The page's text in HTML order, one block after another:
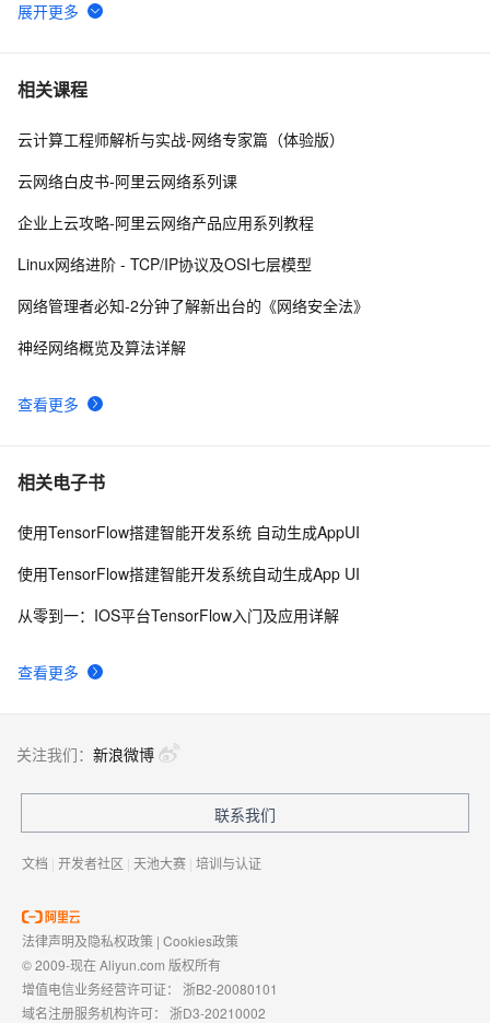
6 图神经网络17-DGL实战：构建图神经网络（GNN）模块
7 【Python机器学习】卷积神经网络Vgg19模型预测动物类
8 【Pytorch(五)】基于 PyTorch 构建卷积神经网络 CNN
10 深入理解卷积神经网络（CNN）在图像识别中的应用
相关课程
查看更多
云计算工程师解析与实战-网络专家篇（体验版）
云网络白皮书-阿里云网络系列课
企业上云攻略-阿里云网络产品应用系列教程
Linux网络进阶 - TCP/IP协议及OSI七层模型
网络管理者必知-2分钟了解新出台的《网络安全法》
神经网络概览及算法详解
相关电子书
查看更多
使用TensorFlow搭建智能开发系统 自动生成AppUI
使用TensorFlow搭建智能开发系统自动生成App UI
从零到一：IOS平台TensorFlow入门及应用详解
关注我们： 新浪微博
联系我们
文档 | 开发者社区 | 天池大赛 | 培训与认证
法律声明及隐私权政策 | Cookies政策
© 2009-现在 Aliyun.com 版权所有
增值电信业务经营许可证： 浙B2-20080101
域名注册服务机构许可： 浙D3-20210002